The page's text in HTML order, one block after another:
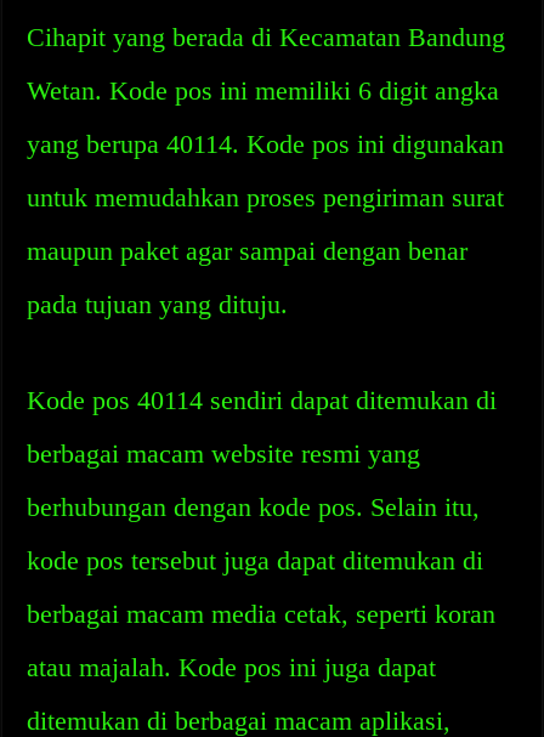
Cihapit yang berada di Kecamatan Bandung
Wetan. Kode pos ini memiliki 6 digit angka
yang berupa 40114. Kode pos ini digunakan
untuk memudahkan proses pengiriman surat
maupun paket agar sampai dengan benar
pada tujuan yang dituju.
Kode pos 40114 sendiri dapat ditemukan di
berbagai macam website resmi yang
berhubungan dengan kode pos. Selain itu,
kode pos tersebut juga dapat ditemukan di
berbagai macam media cetak, seperti koran
atau majalah. Kode pos ini juga dapat
ditemukan di berbagai macam aplikasi,